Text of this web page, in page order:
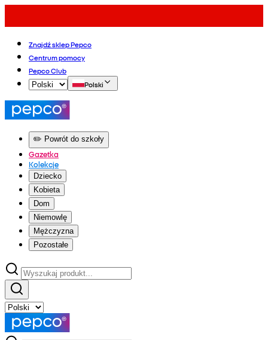
Znajdź sklep Pepco
Centrum pomocy
Pepco Club
Polski
✏️ Powrót do szkoły
Gazetka
Kolekcje
Dziecko
Kobieta
Dom
Niemowlę
Mężczyzna
Pozostałe